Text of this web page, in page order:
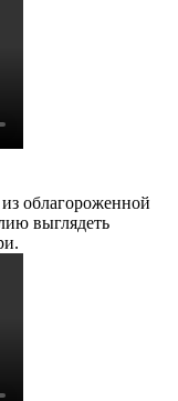
облагороженной
выглядеть